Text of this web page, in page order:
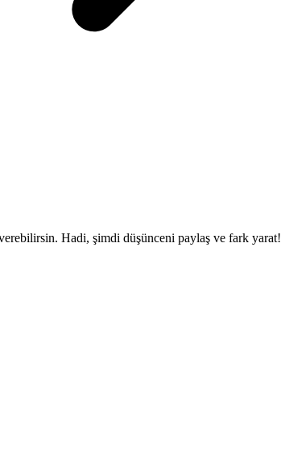
Hadi, şimdi düşünceni paylaş ve fark yarat!